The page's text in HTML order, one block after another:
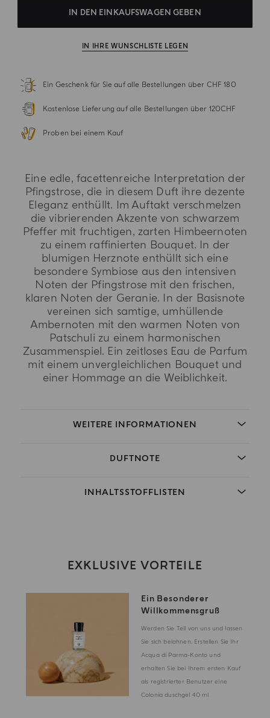
IN DEN EINKAUFSWAGEN GEBEN
IN IHRE WUNSCHLISTE LEGEN
Ein Geschenk für Sie auf alle Bestellungen über CHF 180
Kostenlose Lieferung auf alle Bestellungen über 120CHF
Proben bei einem Kauf
Eine edle, facettenreiche Interpretation der
Pfingstrose, die in diesem Duft ihre dezente
Eleganz enthüllt. Im Auftakt verschmelzen
die vibrierenden Akzente von schwarzem
Pfeffer mit fruchtigen, zarten Himbeernoten
zu einem raffinierten Bouquet. In der
blumigen Herznote enthüllt sich eine
besondere Symbiose aus den intensiven
Noten der Pfingstrose mit den frischen,
klaren Noten der Geranie. In der Basisnote
vereinen sich samtige, umhüllende
Ambernoten mit den warmen Noten von
Patschuli zu einem harmonischen
Zusammenspiel. Ein zeitloses Eau de Parfum
mit einem unvergleichlichen Bouquet und
einer Hommage an die Weiblichkeit.
WEITERE INFORMATIONEN
DUFTNOTE
INHALTSSTOFFLISTEN
EXKLUSIVE VORTEILE
Ein Besonderer
Willkommensgruß
Werden Sie Teil von uns und lassen
Sie sich belohnen. Erstellen Sie Ihr
Acqua di Parma-Konto und
erhalten Sie bei Ihrem ersten Kauf
als registrierter Benutzer eine
Colonia duschgel 40 ml